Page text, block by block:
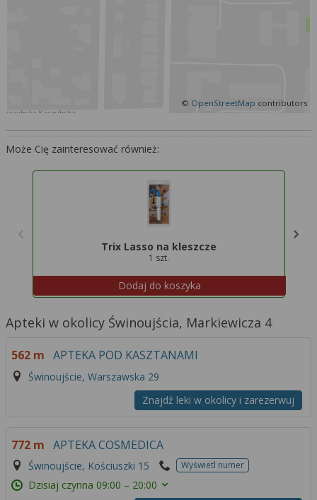
© OpenStreetMap contributors
Może Cię zainteresować również:
Trix Lasso na kleszcze
1 szt.
Dodaj do koszyka
Apteki w okolicy Świnoujścia, Markiewicza 4
562 m APTEKA POD KASZTANAMI
Świnoujście, Warszawska 29
Znajdź leki w okolicy i zarezerwuj
772 m APTEKA COSMEDICA
Świnoujście, Kościuszki 15 Wyświetl numer
Dzisiaj czynna 09:00 – 20:00